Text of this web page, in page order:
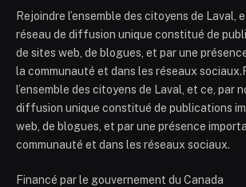
Rejoindre l’ensemble des citoyens de Laval,
réseau de diffusion unique constitué de
de sites web, de blogues, et par une
la communauté et dans les réseaux
l’ensemble des citoyens de Laval, et ce, par
diffusion unique constitué de publications
web, de blogues, et par une présence
communauté et dans les réseaux sociaux.
Financé par le gouvernement du Canada